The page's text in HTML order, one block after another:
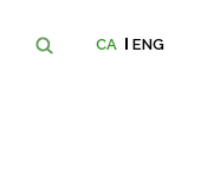
CA ENG